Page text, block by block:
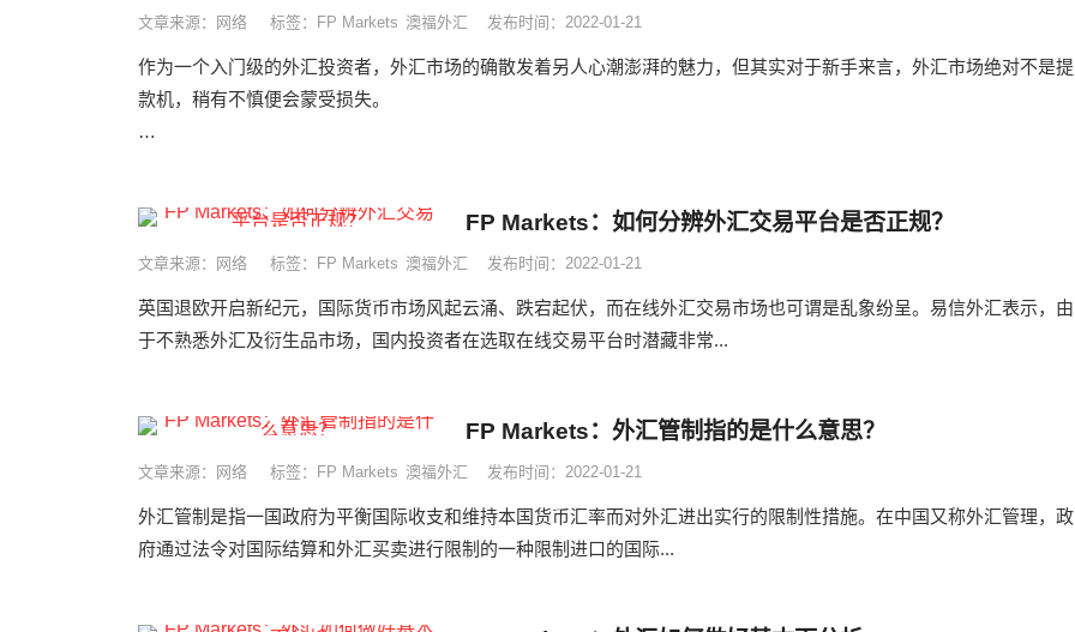
文章来源：网络 标签： FP Markets 澳福外汇 发布时间：2022-01-21
作为一个入门级的外汇投资者，外汇市场的确散发着另人心潮澎湃的魅力，但其实对于新手来言，外汇市场绝对不是提
款机，稍有不慎便会蒙受损失。
FP Markets：如何分辨外汇交易平台是否正规？
文章来源：网络 标签： FP Markets 澳福外汇 发布时间：2022-01-21
英国退欧开启新纪元，国际货币市场风起云涌、跌宕起伏，而在线外汇交易市场也可谓是乱象纷呈。易信外汇表示，由
于不熟悉外汇及衍生品市场，国内投资者在选取在线交易平台时潜藏非常...
FP Markets：外汇管制指的是什么意思？
文章来源：网络 标签： FP Markets 澳福外汇 发布时间：2022-01-21
外汇管制是指一国政府为平衡国际收支和维持本国货币汇率而对外汇进出实行的限制性措施。在中国又称外汇管理，政
府通过法令对国际结算和外汇买卖进行限制的一种限制进口的国际...